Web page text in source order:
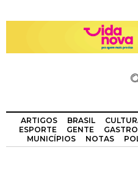
ARTIGOS BRASIL
ESPORTE
GENTE
MUNICÍPIOS
NOTAS